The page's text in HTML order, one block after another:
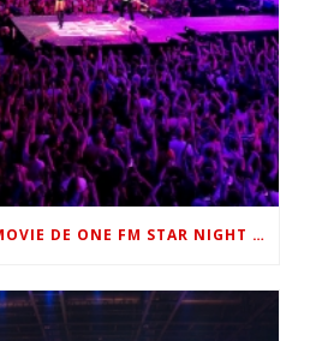
DÉCOUVREZ L’AFTERMOVIE DE ONE FM STAR NIGHT 2022 !